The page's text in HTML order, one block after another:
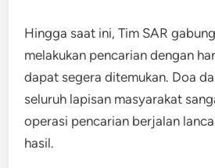
Hingga saat ini, Tim SAR
melakukan pencarian dengan
dapat segera ditemukan. Doa
seluruh lapisan masyarakat
operasi pencarian berjalan
hasil.